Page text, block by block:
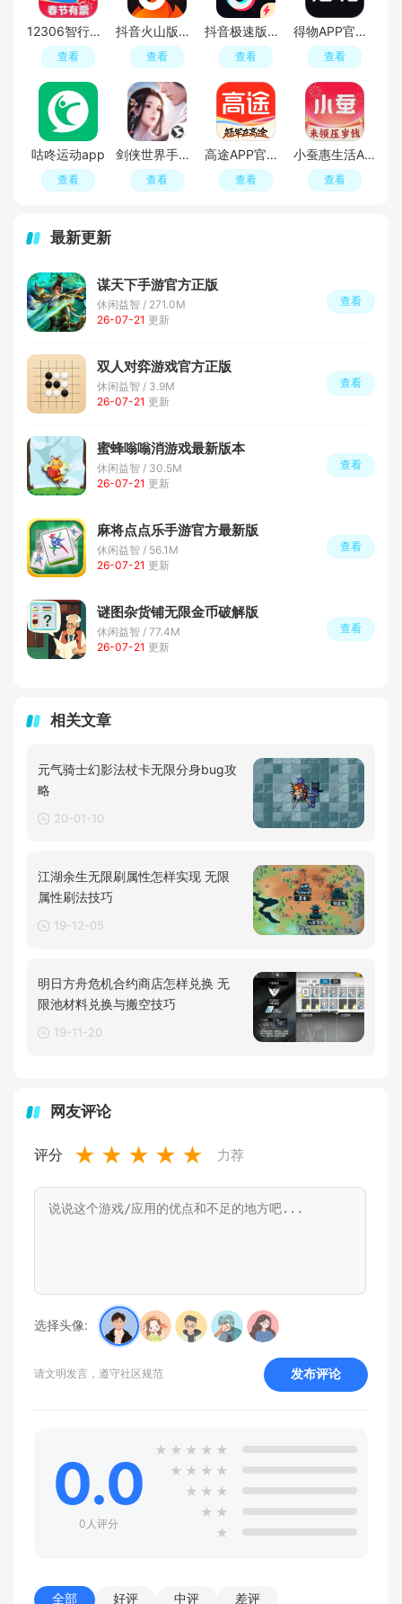
12306智行火车票2026官方最新版
查看
抖音火山版官方正版正规版
查看
抖音极速版最新版本官方版2026
查看
得物APP官方正版
查看
咕咚运动app
查看
剑侠世界手游免费最新版
查看
高途APP官方正版
查看
小蚕惠生活APP官方正版
查看
最新更新
谋天下手游官方正版
休闲益智 / 271.0M
26-07-21 更新
查看
双人对弈游戏官方正版
休闲益智 / 3.9M
26-07-21 更新
查看
蜜蜂嗡嗡消游戏最新版本
休闲益智 / 30.5M
26-07-21 更新
查看
麻将点点乐手游官方最新版
休闲益智 / 56.1M
26-07-21 更新
查看
谜图杂货铺无限金币破解版
休闲益智 / 77.4M
26-07-21 更新
查看
相关文章
元气骑士幻影法杖卡无限分身bug攻
略
20-01-10
江湖余生无限刷属性怎样实现 无限
属性刷法技巧
19-12-05
明日方舟危机合约商店怎样兑换 无
限池材料兑换与搬空技巧
19-11-20
网友评论
评分 ★ ★ ★ ★ ★ 力荐
选择头像:
请文明发言，遵守社区规范 发布评论
0.0
0人评分
★ ★ ★ ★ ★
★ ★ ★ ★
★ ★ ★
★ ★
★
全部 好评 中评 差评